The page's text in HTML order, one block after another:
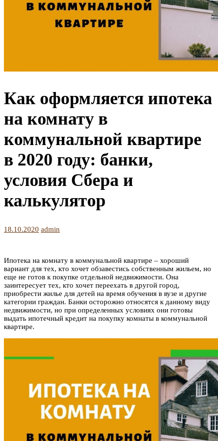
Как оформляется ипотека
на комнату в
коммунальной квартире
в 2020 году: банки,
условия Сбера и
калькулятор
18.10.2020 admin
Ипотека на комнату в коммунальной квартире – хороший
вариант для тех, кто хочет обзавестись собственным жильем, но
еще не готов к покупке отдельной недвижимости. Она
заинтересует тех, кто хочет переехать в другой город,
приобрести жилье для детей на время обучения в вузе и другие
категории граждан. Банки осторожно относятся к данному виду
недвижимости, но при определенных условиях они готовы
выдать ипотечный кредит на покупку комнаты в коммунальной
квартире.